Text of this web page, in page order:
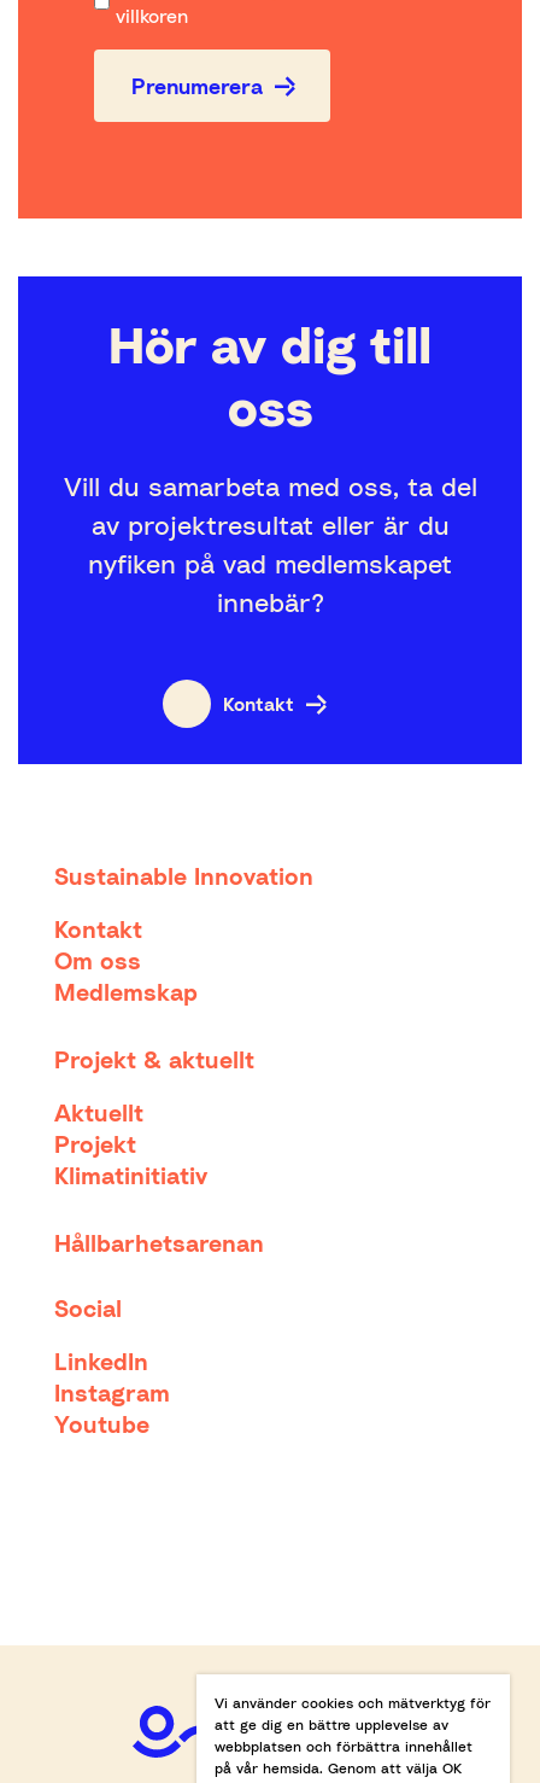
villkoren
Prenumerera
Hör av dig till
oss
Vill du samarbeta med oss, ta del
av projektresultat eller är du
nyfiken på vad medlemskapet
innebär?
Kontakt
Sustainable Innovation
Kontakt
Om oss
Medlemskap
Projekt & aktuellt
Aktuellt
Projekt
Klimatinitiativ
Hållbarhetsarenan
Social
LinkedIn
Instagram
Youtube
Vi använder cookies och mätverktyg för
att ge dig en bättre upplevelse av
webbplatsen och förbättra innehållet
på vår hemsida. Genom att välja OK